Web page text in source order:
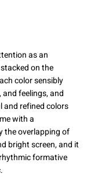
as an
on the
color sensibly
feelings, and
and refined colors
with a
the overlapping of
bright screen, and it
formative